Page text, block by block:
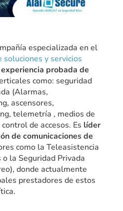
especializada en el
y servicios
experiencia probada de
como: seguridad
(Alarmas,
ascensores,
telemetría , medios de
de accesos. Es líder
de comunicaciones de
como la Teleasistencia
la Seguridad Privada
donde actualmente
prestadores de estos